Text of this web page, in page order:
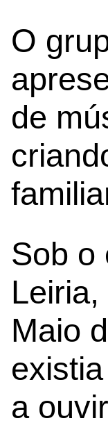
O
de
Sob o
Maio
a